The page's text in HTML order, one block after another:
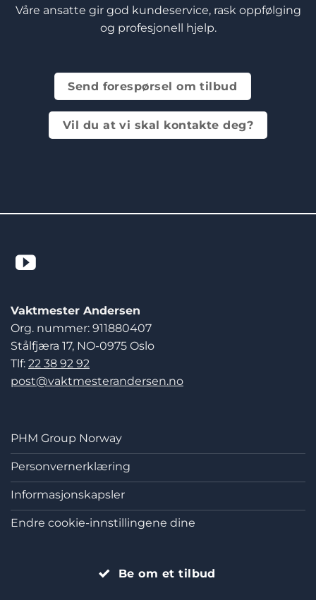
Våre ansatte gir god kundeservice, rask oppfølging
og profesjonell hjelp.
Send forespørsel om tilbud
Vil du at vi skal kontakte deg?
Vaktmester Andersen
Org. nummer: 911880407
Stålfjæra 17, NO-0975 Oslo
Tlf: 22 38 92 92
post@vaktmesterandersen.no
PHM Group Norway
Personvernerklæring
Informasjonskapsler
Endre cookie-innstillingene dine
Be om et tilbud